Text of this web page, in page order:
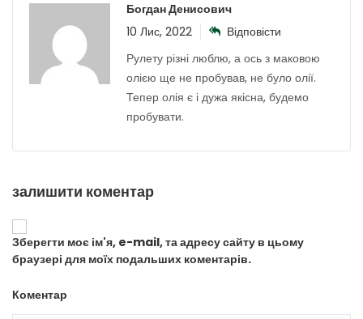
Богдан Денисович
10 Лис, 2022
Відповісти
Рулету різні люблю, а ось з маковою
олією ще не пробував, не було олії.
Тепер олія є і дужа якісна, будемо
пробувати.
залишити коментар
Зберегти моє ім'я, e-mail, та адресу сайту в цьому
браузері для моїх подальших коментарів.
Коментар